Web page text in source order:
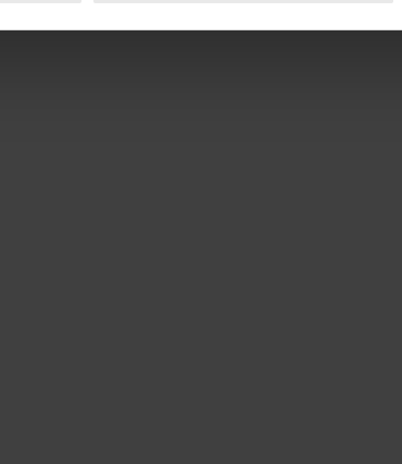
en advertenties te personaliseren, om
Ook delen we informatie over uw gebruik van
Deze partners kunnen deze gegevens